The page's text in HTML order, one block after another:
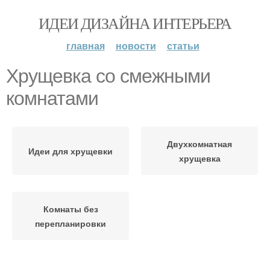
ИДЕИ ДИЗАЙНА ИНТЕРЬЕРА
главная новости статьи
Хрущевка со смежными
комнатами
Идеи для хрущевки
Двухкомнатная
хрущевка
Комнаты без
перепланировки